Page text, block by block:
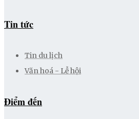
Tin tức
Tin du lịch
Văn hoá - Lễ hội
Điểm đến